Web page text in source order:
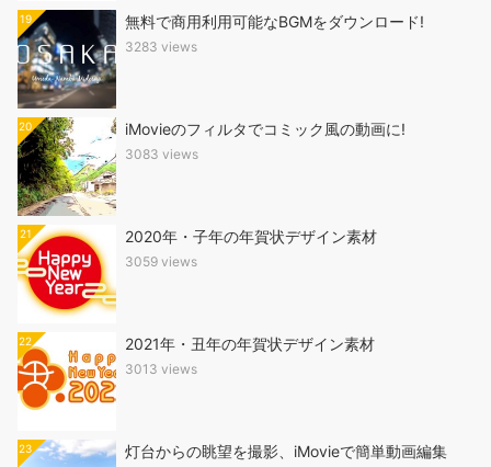
19 無料で商用利用可能なBGMをダウンロード!
3283 views
20 iMovieのフィルタでコミック風の動画に!
3083 views
21 2020年・子年の年賀状デザイン素材
3059 views
22 2021年・丑年の年賀状デザイン素材
3013 views
23 灯台からの眺望を撮影、iMovieで簡単動画編集